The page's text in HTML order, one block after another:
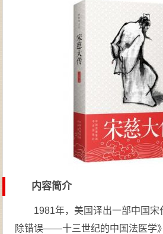
内容简介
1981年，美国译出一部中国
除错误——十三世纪的中国法医学